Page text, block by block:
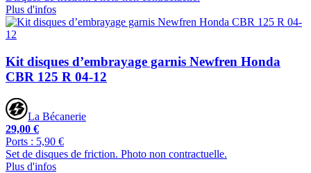
Plus d'infos
Kit disques d’embrayage garnis Newfren Honda
CBR 125 R 04-12
La Bécanerie
29,00 €
Ports : 5,90 €
Set de disques de friction. Photo non contractuelle.
Plus d'infos